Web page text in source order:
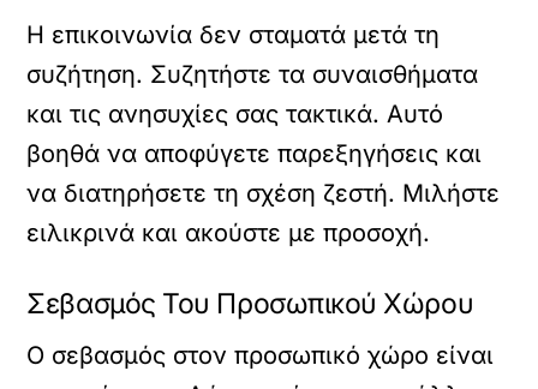
Η επικοινωνία δεν σταματά μετά τη
συζήτηση. Συζητήστε τα συναισθήματα
και τις ανησυχίες σας τακτικά. Αυτό
βοηθά να αποφύγετε παρεξηγήσεις και
να διατηρήσετε τη σχέση ζεστή. Μιλήστε
ειλικρινά και ακούστε με προσοχή.
Σεβασμός Του Προσωπικού Χώρου
Ο σεβασμός στον προσωπικό χώρο είναι